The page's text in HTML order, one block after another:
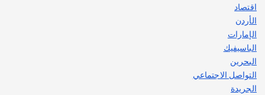
اقتصاد
الأردن
الإمارات
الباسيفيك
البحرين
التواصل الاجتماعي
الجريدة